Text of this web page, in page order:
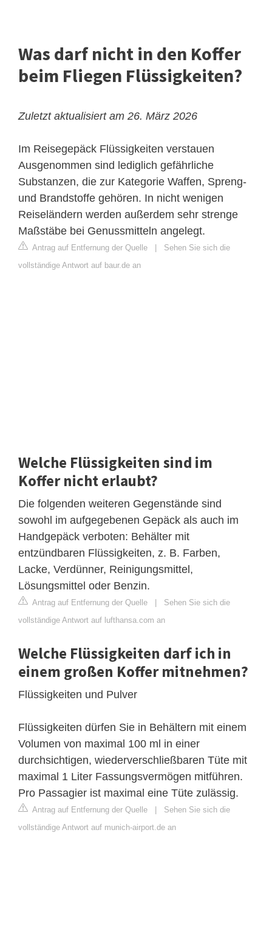
Was darf nicht in den Koffer
beim Fliegen Flüssigkeiten?
Zuletzt aktualisiert am 26. März 2026
Im Reisegepäck Flüssigkeiten verstauen
Ausgenommen sind lediglich gefährliche
Substanzen, die zur Kategorie Waffen, Spreng-
und Brandstoffe gehören. In nicht wenigen
Reiseländern werden außerdem sehr strenge
Maßstäbe bei Genussmitteln angelegt.
Antrag auf Entfernung der Quelle
Sehen Sie sich die
vollständige Antwort auf baur.de an
Welche Flüssigkeiten sind im
Koffer nicht erlaubt?
Die folgenden weiteren Gegenstände sind
sowohl im aufgegebenen Gepäck als auch im
Handgepäck verboten: Behälter mit
entzündbaren Flüssigkeiten, z. B. Farben,
Lacke, Verdünner, Reinigungsmittel,
Lösungsmittel oder Benzin.
Antrag auf Entfernung der Quelle
Sehen Sie sich die
vollständige Antwort auf lufthansa.com an
Welche Flüssigkeiten darf ich in
einem großen Koffer mitnehmen?
Flüssigkeiten und Pulver
Flüssigkeiten dürfen Sie in Behältern mit einem
Volumen von maximal 100 ml in einer
durchsichtigen, wiederverschließbaren Tüte mit
maximal 1 Liter Fassungsvermögen mitführen.
Pro Passagier ist maximal eine Tüte zulässig.
Antrag auf Entfernung der Quelle
Sehen Sie sich die
vollständige Antwort auf munich-airport.de an